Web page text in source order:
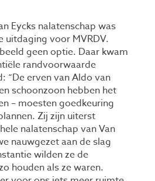
Eycks nalatenschap was
voor MVRDV.
geen optie. Daar kwam
randvoorwaarde
“De erven van Aldo van
schoonzoon hebben het
– moesten goedkeuring
Zij zijn uiterst
nalatenschap van Van
nauwgezet aan de slag
wilden ze de
houden als ze waren.